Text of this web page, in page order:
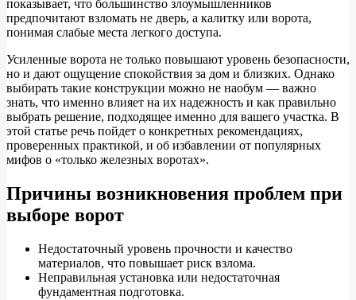
показывает, что большинство злоумышленников
предпочитают взломать не дверь, а калитку или ворота,
понимая слабые места легкого доступа.
Усиленные ворота не только повышают уровень безопасности,
но и дают ощущение спокойствия за дом и близких. Однако
выбирать такие конструкции можно не наобум — важно
знать, что именно влияет на их надежность и как правильно
выбрать решение, подходящее именно для вашего участка. В
этой статье речь пойдет о конкретных рекомендациях,
проверенных практикой, и об избавлении от популярных
мифов о «только железных воротах».
Причины возникновения проблем при
выборе ворот
Недостаточный уровень прочности и качество
материалов, что повышает риск взлома.
Неправильная установка или недостаточная
фундаментная подготовка.